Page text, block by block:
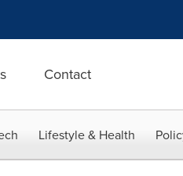
Contact
Lifestyle & Health